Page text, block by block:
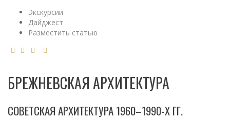
Экскурсии
Дайджест
Разместить статью
БРЕЖНЕВСКАЯ АРХИТЕКТУРА
СОВЕТСКАЯ АРХИТЕКТУРА 1960–1990-Х ГГ.